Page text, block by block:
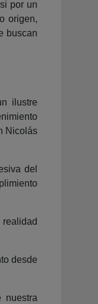
por un
origen,
buscan
ilustre
Nicolás
del
desde
nuestra